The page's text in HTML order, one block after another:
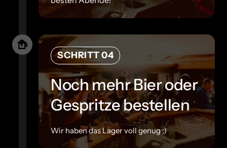
SCHRITT 04
Noch mehr Bier oder
Gespritze bestellen
Wir haben das Lager voll genug ;)